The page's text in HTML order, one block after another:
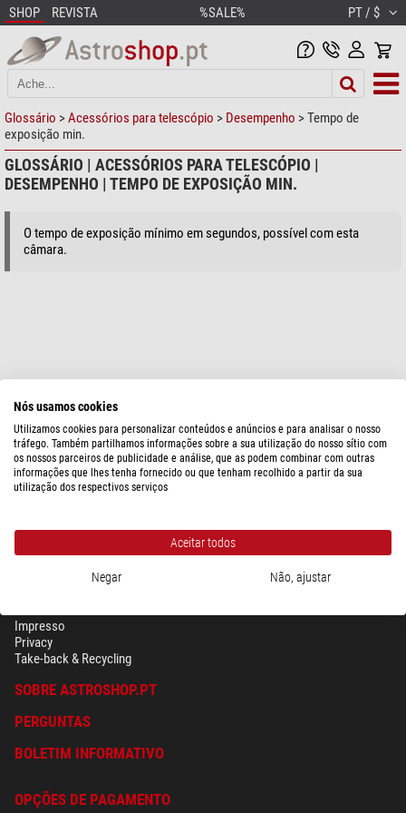
SHOP REVISTA %SALE% PT / $
Glossário >Acessórios para telescópio > Desempenho > Tempo de
exposição min.
GLOSSÁRIO | ACESSÓRIOS PARA TELESCÓPIO |
DESEMPENHO | TEMPO DE EXPOSIÇÃO MIN.
O tempo de exposição mínimo em segundos, possível com esta
câmara.
Impresso
Privacy
Take-back & Recycling
SOBRE ASTROSHOP.PT
PERGUNTAS
BOLETIM INFORMATIVO
OPÇÕES DE PAGAMENTO
Nós usamos cookies
Utilizamos cookies para personalizar conteúdos e anúncios e para analisar o nosso
tráfego. Também partilhamos informações sobre a sua utilização do nosso sítio com
os nossos parceiros de publicidade e análise, que as podem combinar com outras
informações que lhes tenha fornecido ou que tenham recolhido a partir da sua
utilização dos respectivos serviços
Aceitar todos
Negar Não, ajustar